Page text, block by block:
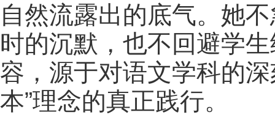
自然流露出的底气。她
时的沉默，也不回避学
容，源于对语文学科的
本”理念的真正践行。